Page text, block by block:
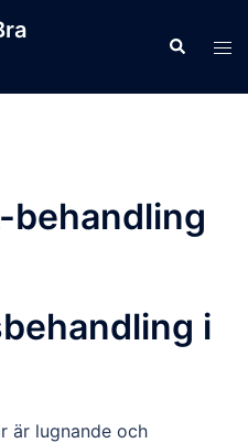
Search
behandling
i
är lugnande och